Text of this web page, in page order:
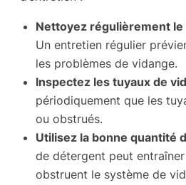
Nettoyez régulièrement
Un entretien régulier
les problèmes de vidange.
Inspectez les tuyaux de
périodiquement que les
ou obstrués.
Utilisez la bonne quantité
de détergent peut
obstruent le système de